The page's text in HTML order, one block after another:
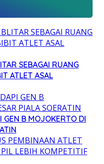
SEBAGAI RUANG
ATLET ASAL
GEN B MOJOKERTO DI